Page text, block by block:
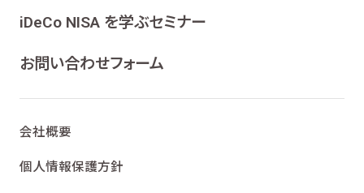
iDeCo NISA を学ぶセミナー
お問い合わせフォーム
会社概要
個人情報保護方針